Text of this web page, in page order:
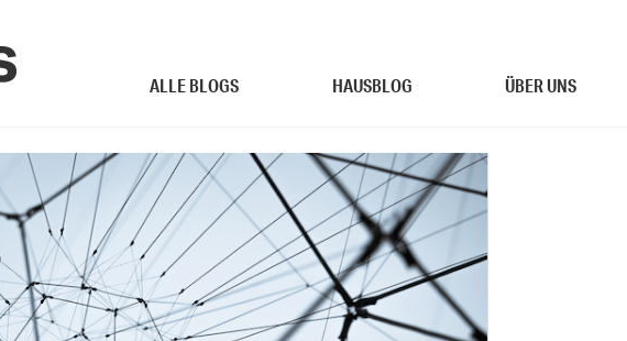
ALLE BLOGS HAUSBLOG ÜBER UNS